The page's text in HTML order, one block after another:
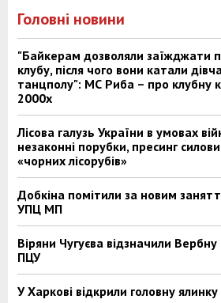
Головні новини
"Байкерам дозволяли заїжджати
клубу, після чого вони катали
танцполу": МС Риба – про клубну
2000х
Лісова галузь України в умовах
незаконні порубки, пресинг
«чорних лісорубів»
Добкіна помітили за новим
УПЦ МП
Віряни Чугуєва відзначили
ПЦУ
У Харкові відкрили головну